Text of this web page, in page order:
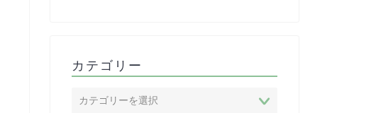
カテゴリー